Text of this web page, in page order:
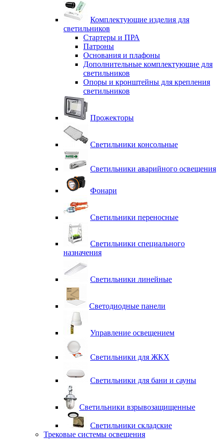
Комплектующие изделия для
светильников
Стартеры и ПРА
Патроны
Основания и плафоны
Дополнительные комплектующие для
светильников
Опоры и кронштейны для крепления
светильников
Прожекторы
Светильники консольные
Светильники аварийного освещения
Фонари
Светильники переносные
Светильники специального
назначения
Светильники линейные
Светодиодные панели
Управление освещением
Светильники для ЖКХ
Светильники для бани и сауны
Светильники взрывозащищенные
Светильники складские
Трековые системы освещения